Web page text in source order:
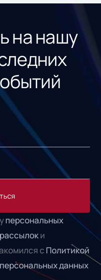
на нашу
персональных
рассылоки
с Политикой
данных